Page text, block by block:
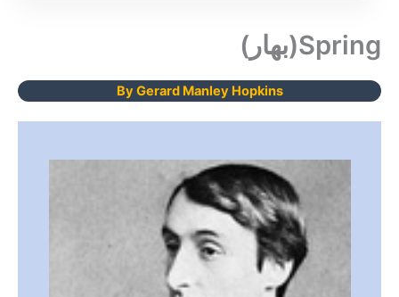
Spring(بهار)
By Gerard Manley Hopkins